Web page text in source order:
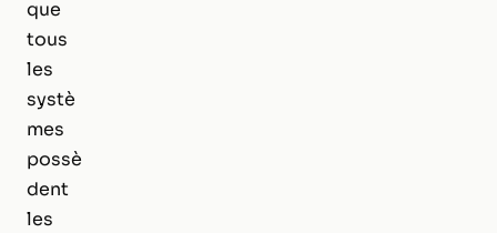
que
tous
les
systè
mes
possè
dent
les